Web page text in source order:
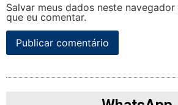
Salvar meus dados neste
que eu comentar.